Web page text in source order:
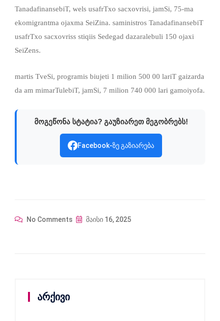
TanadafinansebiT, wels usafrTxo sacxovrisi, jamSi, 75-ma
ekomigrantma ojaxma SeiZina. saministros TanadafinansebiT
usafrTxo sacxovriss stiqiis Sedegad dazaralebuli 150 ojaxi
SeiZens.
martis TveSi, programis biujeti 1 milion 500 00 lariT gaizarda
da am mimarTulebiT, jamSi, 7 milion 740 000 lari gamoiyofa.
მოგეწონა სტატია? გაუზიარეთ მეგობრებს!
Facebook-ზე გაზიარება
No Comments მაისი 16, 2025
არქივი